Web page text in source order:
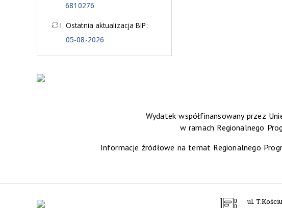
6810276
Ostatnia aktualizacja BIP:
05-08-2026
Wydatek współfinansowany przez
w ramach Regionalnego
Informacje źródłowe na temat Regionalnego
ul.